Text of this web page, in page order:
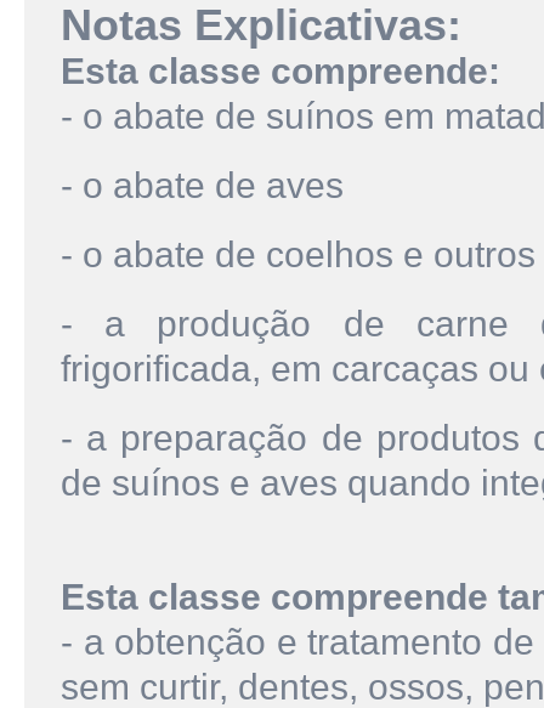
Notas Explicativas:
Esta classe compreende:
- o abate de suínos em
- o abate de aves
- o abate de coelhos e
- a produção de carne
frigorificada, em carcaças ou
- a preparação de produtos
de suínos e aves quando
Esta classe compreende
- a obtenção e tratamento
sem curtir, dentes, ossos,